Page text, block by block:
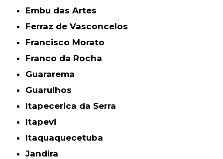
Embu das Artes
Ferraz de Vasconcelos
Francisco Morato
Franco da Rocha
Guararema
Guarulhos
Itapecerica da Serra
Itapevi
Itaquaquecetuba
Jandira